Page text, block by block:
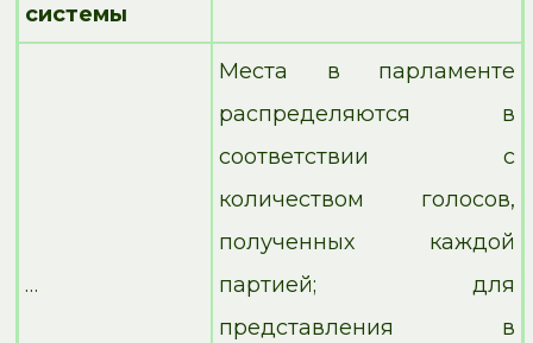
системы
…
Места в парламенте
распределяются в
соответствии с
количеством голосов,
полученных каждой
партией; для
представления в